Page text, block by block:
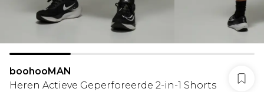
boohooMAN
Heren Actieve Geperforeerde 2-in-1 Shorts